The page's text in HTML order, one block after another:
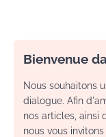
Bienvenue
Nous souhaitons
dialogue. Afin
nos articles, ainsi
nous vous